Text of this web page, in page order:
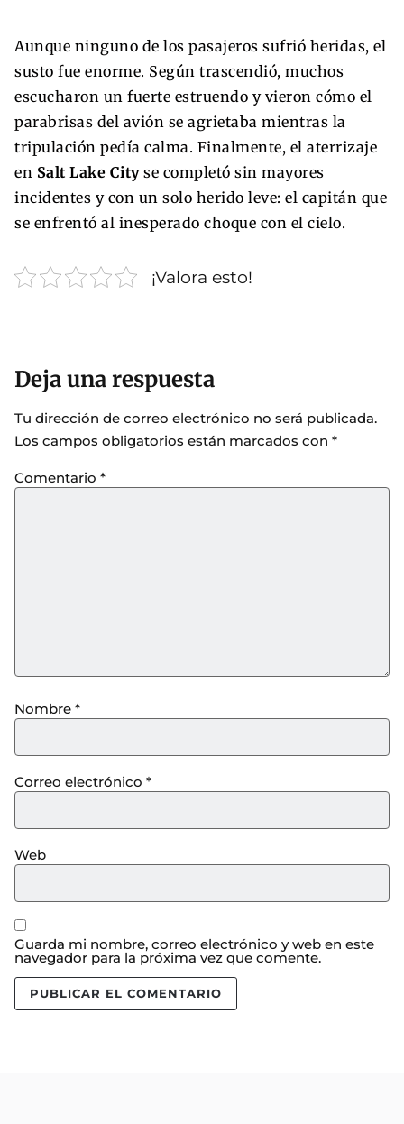
Aunque ninguno de los pasajeros sufrió heridas, el
susto fue enorme. Según trascendió, muchos
escucharon un fuerte estruendo y vieron cómo el
parabrisas del avión se agrietaba mientras la
tripulación pedía calma. Finalmente, el aterrizaje
en Salt Lake Cityse completó sin mayores
incidentes y con un solo herido leve: el capitán que
se enfrentó al inesperado choque con el cielo.
¡Valora esto!
Deja una respuesta
Tu dirección de correo electrónico no será publicada.
Los campos obligatorios están marcados con *
Comentario *
Nombre *
Correo electrónico *
Web
Guarda mi nombre, correo electrónico y web en este
navegador para la próxima vez que comente.